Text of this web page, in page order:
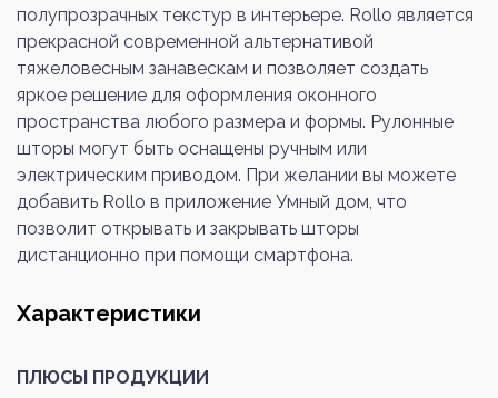
полупрозрачных текстур в интерьере. Rollo является
прекрасной современной альтернативой
тяжеловесным занавескам и позволяет создать
яркое решение для оформления оконного
пространства любого размера и формы. Рулонные
шторы могут быть оснащены ручным или
электрическим приводом. При желании вы можете
добавить Rollo в приложение Умный дом, что
позволит открывать и закрывать шторы
дистанционно при помощи смартфона.
Характеристики
ПЛЮСЫ ПРОДУКЦИИ